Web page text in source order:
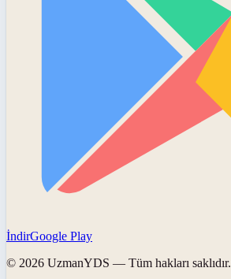
İndirGoogle Play
© 2026 UzmanYDS — Tüm hakları saklıdır.